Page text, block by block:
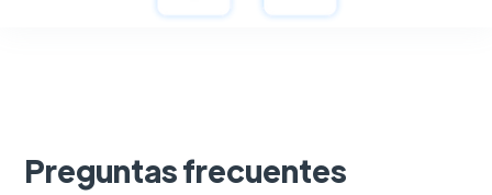
Preguntas frecuentes